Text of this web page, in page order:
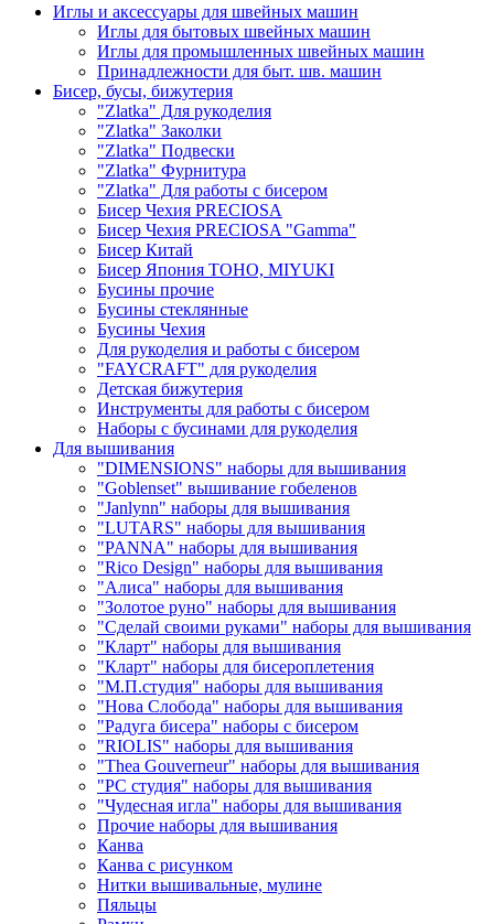
Иглы и аксессуары для швейных машин
Иглы для бытовых швейных машин
Иглы для промышленных швейных машин
Принадлежности для быт. шв. машин
Бисер, бусы, бижутерия
"Zlatka" Для рукоделия
"Zlatka" Заколки
"Zlatka" Подвески
"Zlatka" Фурнитура
"Zlatka" Для работы с бисером
Бисер Чехия PRECIOSA
Бисер Чехия PRECIOSA "Gamma"
Бисер Китай
Бисер Япония TOHO, MIYUKI
Бусины прочие
Бусины стеклянные
Бусины Чехия
Для рукоделия и работы с бисером
"FAYCRAFT" для рукоделия
Детская бижутерия
Инструменты для работы с бисером
Наборы с бусинами для рукоделия
Для вышивания
"DIMENSIONS" наборы для вышивания
"Goblenset" вышивание гобеленов
"Janlynn" наборы для вышивания
"LUTARS" наборы для вышивания
"PANNA" наборы для вышивания
"Rico Design" наборы для вышивания
"Алиса" наборы для вышивания
"Золотое руно" наборы для вышивания
"Сделай своими руками" наборы для вышивания
"Кларт" наборы для вышивания
"Кларт" наборы для бисероплетения
"М.П.студия" наборы для вышивания
"Нова Слобода" наборы для вышивания
"Радуга бисера" наборы с бисером
"RIOLIS" наборы для вышивания
"Thea Gouverneur" наборы для вышивания
"РС студия" наборы для вышивания
"Чудесная игла" наборы для вышивания
Прочие наборы для вышивания
Канва
Канва с рисунком
Нитки вышивальные, мулине
Пяльцы